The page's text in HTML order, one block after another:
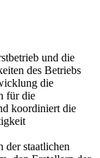
und die
des Betriebs
die
für die
koordiniert die
der staatlichen